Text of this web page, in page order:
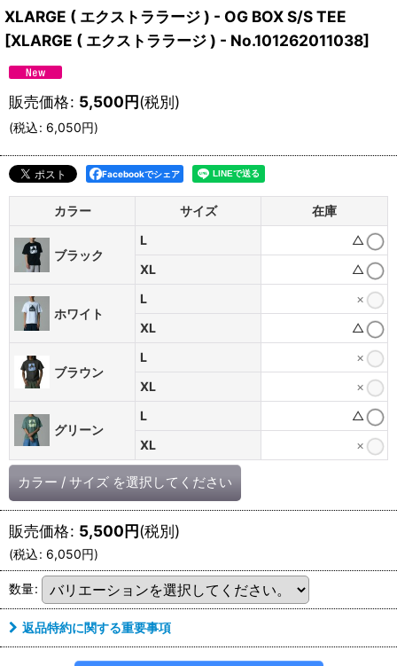
XLARGE ( エクストララージ ) - OG BOX S/S TEE
[XLARGE ( エクストララージ ) - No.101262011038]
販売価格: 5,500円(税別)
(税込: 6,050円)
Facebookでシェア
カラー サイズ 在庫
ブラック
L
△
XL
△
ホワイト
L
×
XL
△
ブラウン
L
×
XL
×
グリーン
L
△
XL
×
カラー / サイズ を選択してください
販売価格: 5,500円(税別)
(税込: 6,050円)
数量:
返品特約に関する重要事項